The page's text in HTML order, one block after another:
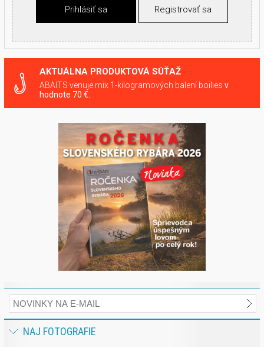
Prihlásiť sa Registrovať sa
AKTUÁLNA PRODUKTOVÁ SÚŤAŽ
ABAITS venuje mix 1-kilogramových balení boilies v
hodnote 70 €.
NAJ FOTOGRAFIE